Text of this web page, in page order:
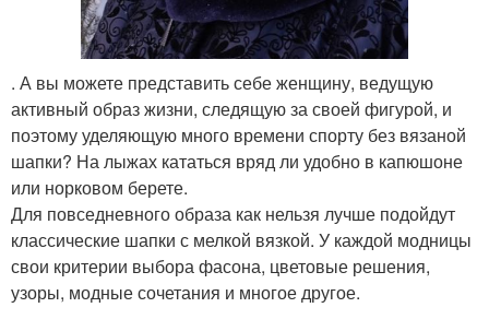
. А вы можете представить себе женщину, ведущую
активный образ жизни, следящую за своей фигурой, и
поэтому уделяющую много времени спорту без вязаной
шапки? На лыжах кататься вряд ли удобно в капюшоне
или норковом берете.
Для повседневного образа как нельзя лучше подойдут
классические шапки с мелкой вязкой. У каждой модницы
свои критерии выбора фасона, цветовые решения,
узоры, модные сочетания и многое другое.